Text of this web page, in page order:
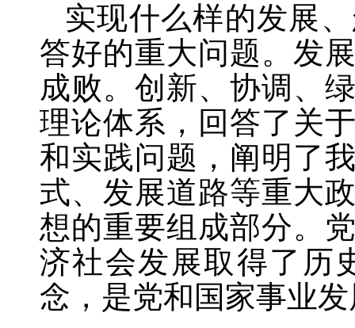
实现什么样的发展
答好的重大问题。发
成败。创新、协调、
理论体系，回答了关
和实践问题，阐明了
式、发展道路等重大
想的重要组成部分。
济社会发展取得了历
念，是党和国家事业